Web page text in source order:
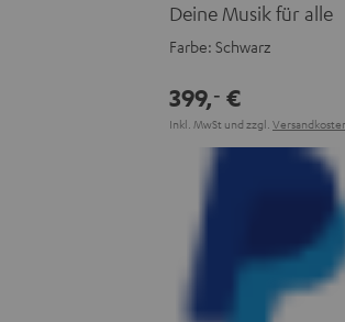
Deine Musik für alle
Farbe: Schwarz
399,‐ €
Inkl. MwSt und zzgl.